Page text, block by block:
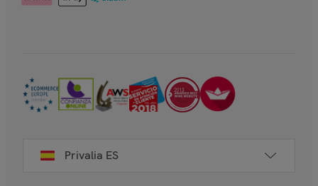
Privalia ES